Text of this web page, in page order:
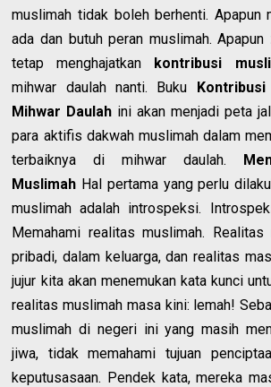
muslimah tidak boleh berhenti. Apapun
ada dan butuh peran muslimah. Apapun
tetap menghajatkan kontribusi
mihwar daulah nanti. Buku
Mihwar Daulah ini akan menjadi peta
para aktifis dakwah muslimah dalam
terbaiknya di mihwar daulah.
Muslimah Hal pertama yang perlu
muslimah adalah introspeksi.
Memahami realitas muslimah.
pribadi, dalam keluarga, dan realitas
jujur kita akan menemukan kata kunci
realitas muslimah masa kini: lemah!
muslimah di negeri ini yang masih
jiwa, tidak memahami tujuan
keputusasaan. Pendek kata, mereka